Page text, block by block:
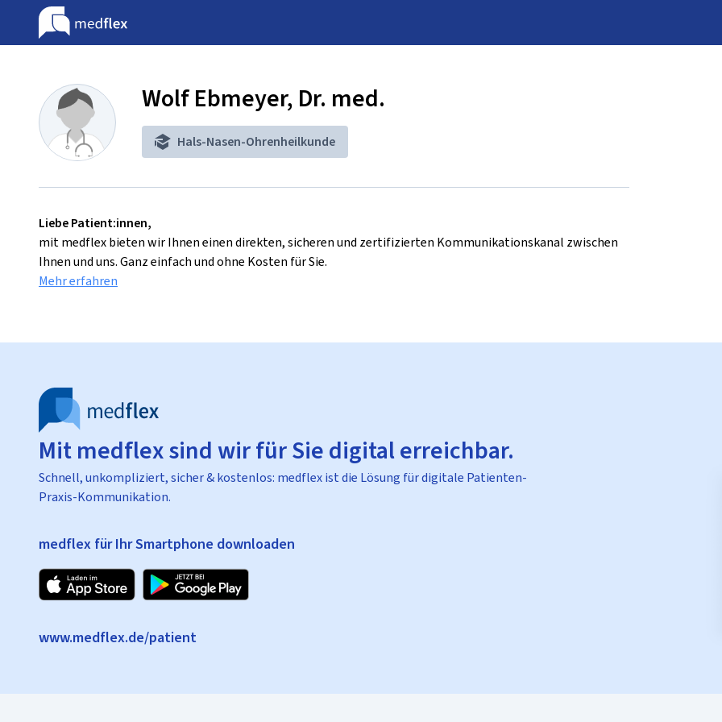
Wolf Ebmeyer, Dr. med.
Hals-Nasen-Ohrenheilkunde
Liebe Patient:innen,
mit medflex bieten wir Ihnen einen direkten, sicheren und zertifizierten Kommunikationskanal zwischen
Ihnen und uns. Ganz einfach und ohne Kosten für Sie.
Mehr erfahren
Mit medflex sind wir für Sie digital erreichbar.
Schnell, unkompliziert, sicher & kostenlos: medflex ist die Lösung für digitale Patienten-
Praxis-Kommunikation.
medflex für Ihr Smartphone downloaden
www.medflex.de/patient